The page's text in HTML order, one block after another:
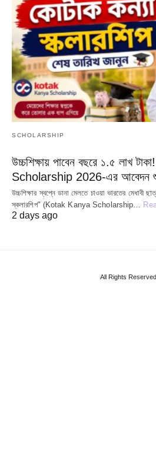
SCHOLARSHIP
উচ্চশিক্ষায় পাবেন বছরে ১.৫ লাখ
Scholarship 2026-এর আবেদন
উচ্চশিক্ষার স্বপ্নে ডানা মেলতে চাওয়া ভারতের মেধাবী
স্কলারশিপ" (Kotak Kanya Scholarship…
2 days ago
All Rights